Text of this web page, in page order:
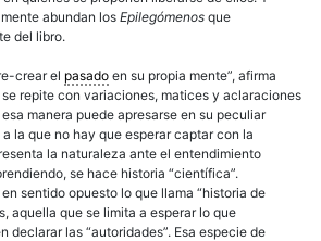
abundan losEpilegómenos que
del libro.
crear el pasado en su propia mente”, afirma
repite con variaciones, matices y aclaraciones
manera puede apresarse en su peculiar
a la que no hay que esperar captar con la
la naturaleza ante el entendimiento
se hace historia “científica”.
sentido opuesto lo que llama “historia de
aquella que se limita a esperar lo que
declarar las “autoridades”. Esa especie de